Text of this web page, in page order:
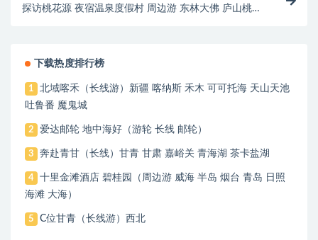
探访桃花源 夜宿温泉度假村 周边游 东林大佛 庐山桃花
下载热度排行榜
1
北域喀禾（长线游）新疆 喀纳斯 禾木 可可托海 天山天池
吐鲁番 魔鬼城
2 爱达邮轮 地中海好（游轮 长线 邮轮）
3 奔赴青甘（长线）甘青 甘肃 嘉峪关 青海湖 茶卡盐湖
4
十里金滩酒店 碧桂园（周边游 威海 半岛 烟台 青岛 日照
海滩 大海）
5 C位甘青（长线游）西北